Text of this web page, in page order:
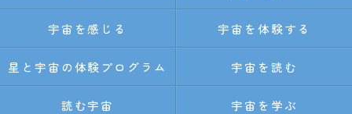
宇宙を感じる 宇宙を体験する
星と宇宙の体験プログラム 宇宙を読む
読む宇宙 宇宙を学ぶ